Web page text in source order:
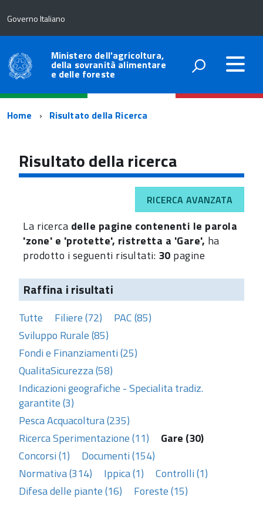
Governo Italiano
Ministero dell'agricoltura,
della sovranità alimentare
e delle foreste
Percorso
navigazione
Home Risultato della Ricerca
Risultato della ricerca
RICERCA AVANZATA
La ricerca delle pagine contenenti le parola
'zone' e 'protette', ristretta a 'Gare', ha
prodotto i seguenti risultati: 30 pagine
Raffina i risultati
Tutte Filiere (72)
PAC (85)
Sviluppo Rurale (85)
Fondi e Finanziamenti (25)
QualitaSicurezza (58)
Indicazioni geografiche - Specialita tradiz.
garantite (3)
Pesca Acquacoltura (235)
Ricerca Sperimentazione (11)
Gare (30)
Concorsi (1)
Documenti (154)
Normativa (314)
Ippica (1)
Controlli (1)
Difesa delle piante (16)
Foreste (15)